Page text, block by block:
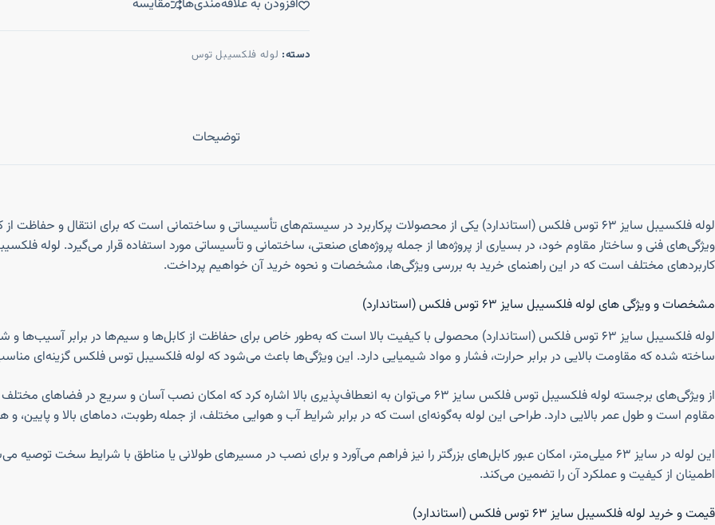
افزودن به علاقه‌مندی‌ها مقایسه
دسته: لوله فلکسیبل توس
توضیحات
لوله فلکسیبل سایز ۶۳ توس فلکس (استاندارد) یکی از محصولات پرکاربرد در سیستم‌های تأسیساتی و ساختمانی است که برای انتقال
کاربردهای مختلف است که در این راهنمای خرید به بررسی ویژگی‌ها، مشخصات و نحوه خرید آن خواهیم پرداخت.
مشخصات و ویژگی های لوله فلکسیبل سایز ۶۳ توس فلکس (استاندارد)
ساخته شده که مقاومت بالایی در برابر حرارت، فشار و مواد شیمیایی دارد. این ویژگی‌ها باعث می‌شود که لوله فلکسیبل توس فلکس گزینه‌ای
از ویژگی‌های برجسته لوله فلکسیبل توس فلکس سایز ۶۳ می‌توان به انعطاف‌پذیری بالا اشاره کرد که امکان نصب
مقاوم است و طول عمر بالایی دارد. طراحی این لوله به‌گونه‌ای است که در برابر شرایط آب و هوایی مختلف، از جمله رطوبت، دماهای بالا و
این لوله در سایز ۶۳ میلی‌متر، امکان عبور کابل‌های بزرگتر را نیز فراهم می‌آورد و برای نصب در مسیرهای طولانی یا مناطق با شرایط
اطمینان از کیفیت و عملکرد آن را تضمین می‌کند.
قیمت و خرید لوله فلکسیبل سایز ۶۳ توس فلکس (استاندارد)